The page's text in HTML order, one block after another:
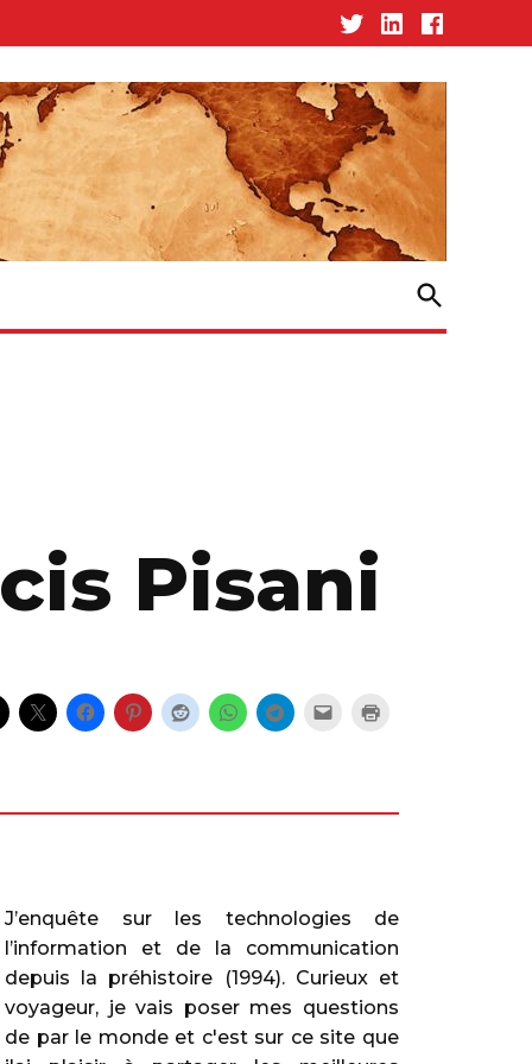
TwitterLinked-Facebook
Open
Search
Pisani
J’enquête sur les technologies de
l’information et de la communication
depuis la préhistoire (1994). Curieux et
voyageur, je vais poser mes questions
de par le monde et c'est sur ce site que